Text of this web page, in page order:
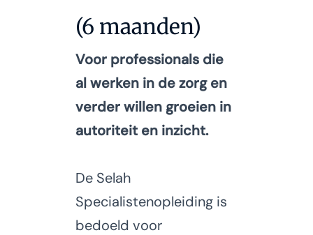
(6 maanden)
Voor professionals die
al werken in de zorg en
verder willen groeien in
autoriteit en inzicht.
De Selah
Specialistenopleiding is
bedoeld voor